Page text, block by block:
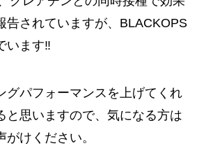
告されていますが、BLACKOPS
います‼️
グパフォーマンスを上げてくれ
と思いますので、気になる方は
けください。